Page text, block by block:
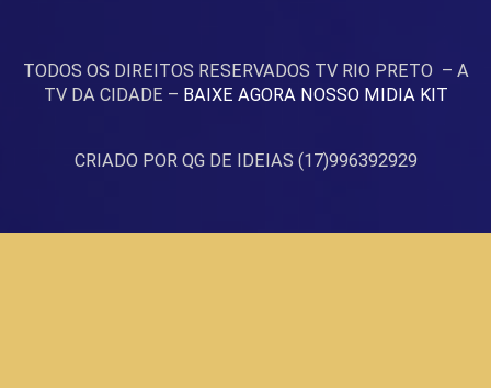
TODOS OS DIREITOS RESERVADOS TV RIO PRETO – A
TV DA CIDADE – BAIXE AGORA NOSSO MIDIA KIT
CRIADO POR QG DE IDEIAS (17)996392929